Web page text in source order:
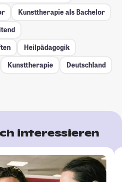
Kunsttherapie als Bachelor
Heilpädagogik
Kunsttherapie
Deutschland
interessieren